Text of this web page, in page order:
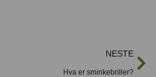
NESTE
Hva er sminkebriller?